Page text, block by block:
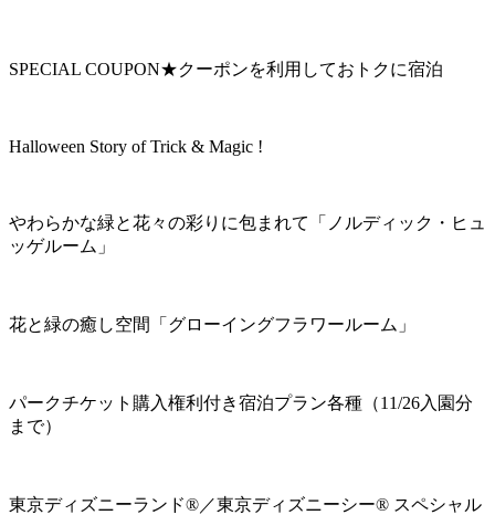
SPECIAL COUPON★クーポンを利用しておトクに宿泊
Halloween Story of Trick & Magic !
やわらかな緑と花々の彩りに包まれて「ノルディック・ヒュ
ッゲルーム」
花と緑の癒し空間「グローイングフラワールーム」
パークチケット購入権利付き宿泊プラン各種（11/26入園分
まで）
東京ディズニーランド®／東京ディズニーシー® スペシャル